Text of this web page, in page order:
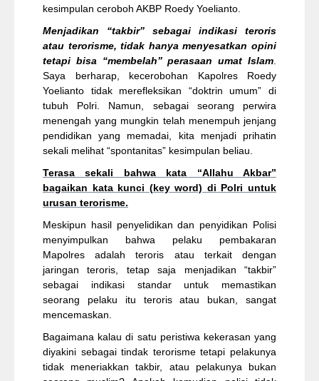
kesimpulan ceroboh AKBP Roedy Yoelianto.
Menjadikan “takbir” sebagai indikasi teroris
atau terorisme, tidak hanya menyesatkan opini
tetapi bisa “membelah” perasaan umat Islam
Saya berharap, kecerobohan Kapolres Roedy
Yoelianto tidak merefleksikan “doktrin umum” di
tubuh Polri. Namun, sebagai seorang perwira
menengah yang mungkin telah menempuh jenjang
pendidikan yang memadai, kita menjadi prihatin
sekali melihat “spontanitas” kesimpulan beliau.
Terasa sekali bahwa kata “Allahu Akbar”
bagaikan kata kunci (key word) di Polri untuk
urusan terorisme.
Meskipun hasil penyelidikan dan penyidikan Polisi
menyimpulkan bahwa pelaku pembakaran
Mapolres adalah teroris atau terkait dengan
jaringan teroris, tetap saja menjadikan “takbir”
sebagai indikasi standar untuk memastikan
seorang pelaku itu teroris atau bukan, sangat
mencemaskan.
Bagaimana kalau di satu peristiwa kekerasan yang
diyakini sebagai tindak terorisme tetapi pelakunya
tidak meneriakkan takbir, atau pelakunya bukan